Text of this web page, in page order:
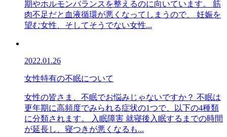
期やホルモンバランスを整えるのに向いています。 筋
肉不足だと血液循環が悪くなってしまうので、 妊娠を
望む女性、そしてそうでない女性...
2022.01.26
女性特有の不眠について
女性の皆さま、不眠でお悩みじゃないですか？ 不眠は
更年期に高頻度でみられる症状の1つで、以下の4種類
に分類されます。 入眠障害 就寝後入眠するまでの時間
が延長し、寝つきが悪くなるも...